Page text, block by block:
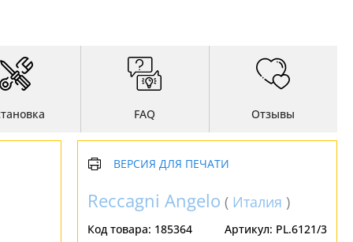
FAQ Отзывы
ВЕРСИЯ ДЛЯ ПЕЧАТИ
Reccagni Angelo ( Италия )
Код товара: 185364 Артикул: PL.6121/3